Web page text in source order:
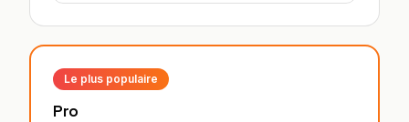
Le plus populaire
Pro